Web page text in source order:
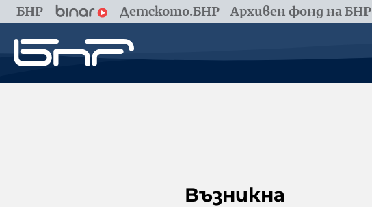
БНР Детското.БНР Архивен фонд на БНР
Възникна